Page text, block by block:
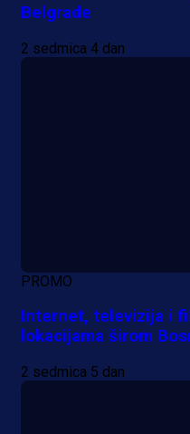
Belgrade
2 sedmica 4 dan
PROMO
Internet, televizija i
lokacijama širom
2 sedmica 5 dan